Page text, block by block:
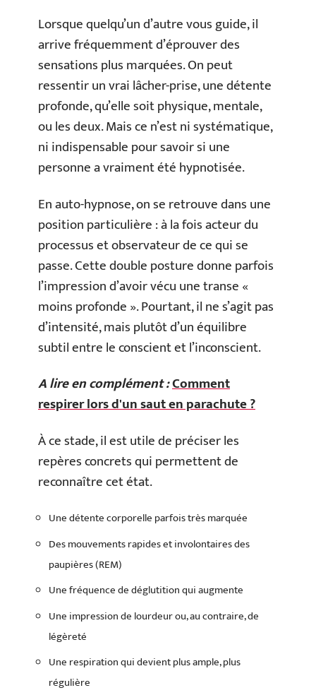
Lorsque quelqu’un d’autre vous guide, il
arrive fréquemment d’éprouver des
sensations plus marquées. On peut
ressentir un vrai lâcher-prise, une détente
profonde, qu’elle soit physique, mentale,
ou les deux. Mais ce n’est ni systématique,
ni indispensable pour savoir si une
personne a vraiment été hypnotisée.
En auto-hypnose, on se retrouve dans une
position particulière : à la fois acteur du
processus et observateur de ce qui se
passe. Cette double posture donne parfois
l’impression d’avoir vécu une transe «
moins profonde ». Pourtant, il ne s’agit pas
d’intensité, mais plutôt d’un équilibre
subtil entre le conscient et l’inconscient.
A lire en complément :Comment
respirer lors d'un saut en parachute ?
À ce stade, il est utile de préciser les
repères concrets qui permettent de
reconnaître cet état.
Une détente corporelle parfois très marquée
Des mouvements rapides et involontaires des
paupières (REM)
Une fréquence de déglutition qui augmente
Une impression de lourdeur ou, au contraire, de
légèreté
Une respiration qui devient plus ample, plus
régulière